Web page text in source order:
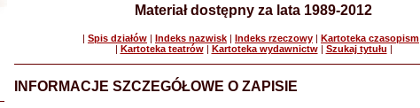
Materiał dostępny za lata 1989-2012
| Spis działów | Indeks nazwisk | Indeks rzeczowy | Kartoteka czasopism
| Kartoteka teatrów| Kartoteka wydawnictw| Szukaj tytułu |
INFORMACJE SZCZEGÓŁOWE O ZAPISIE